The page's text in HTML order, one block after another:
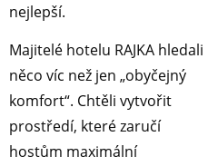
nejlepší.
Majitelé hotelu RAJKA hledali
něco víc než jen „obyčejný
komfort“. Chtěli vytvořit
prostředí, které zaručí
hostům maximální